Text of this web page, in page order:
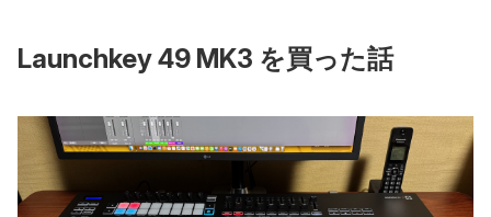
Launchkey 49 MK3 を買った話